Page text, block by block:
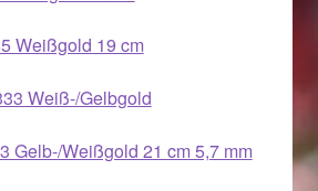
Weißgold 19 cm
Weiß-/Gelbgold
Gelb-/Weißgold 21 cm 5,7 mm